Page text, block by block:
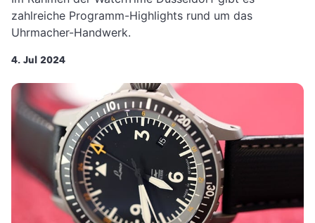
zahlreiche Programm-Highlights rund um das
Uhrmacher-Handwerk.
4. Jul 2024